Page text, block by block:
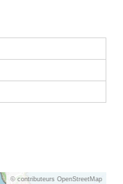
© contributeurs OpenStreetMap